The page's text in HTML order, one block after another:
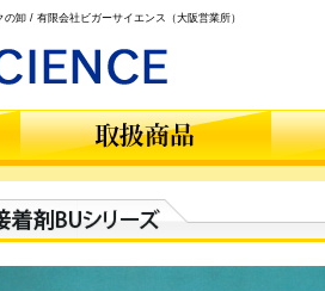
卸 / 有限会社ビガーサイエンス（大阪営業所）